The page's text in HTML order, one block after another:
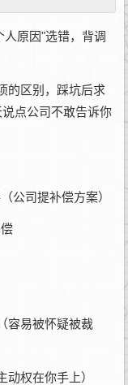
原因"选错，背调
区别，踩坑后求
点公司不敢告诉你
司提补偿方案）
易被怀疑被裁
权在你手上）